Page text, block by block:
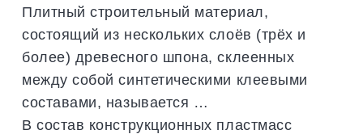
Плитный строительный материал,
состоящий из нескольких слоёв (трёх и
более) древесного шпона, склеенных
между собой синтетическими клеевыми
составами, называется …
В состав конструкционных пластмасс